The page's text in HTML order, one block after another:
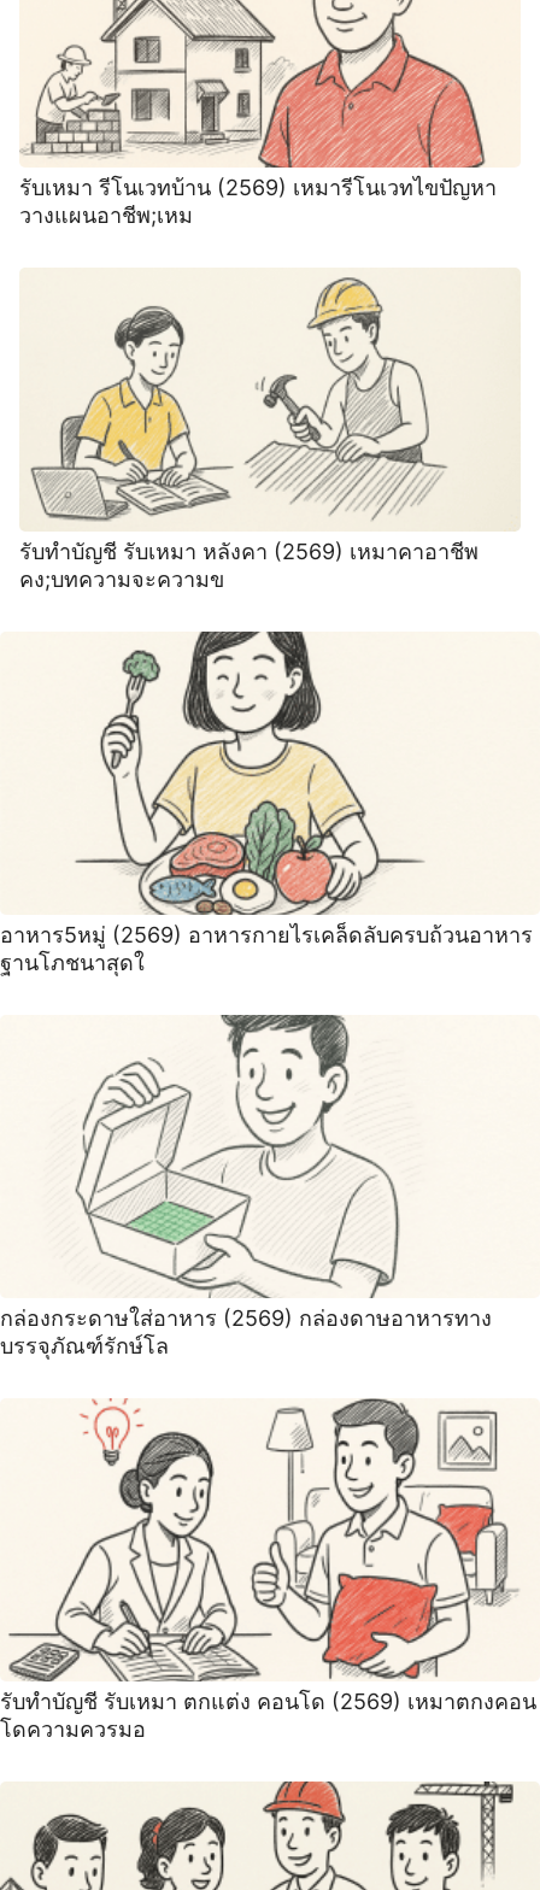
รับเหมา รีโนเวทบ้าน (2569) เหมารีโนเวทไขปัญหา
วางแผนอาชีพ;เหม
รับทำบัญชี รับเหมา หลังคา (2569) เหมาคาอาชีพ
คง;บทความจะความข
อาหาร5หมู่ (2569) อาหารกายไรเคล็ดลับครบถ้วนอาหาร
ฐานโภชนาสุดใ
กล่องกระดาษใส่อาหาร (2569) กล่องดาษอาหารทาง
บรรจุภัณฑ์รักษ์โล
รับทำบัญชี รับเหมา ตกแต่ง คอนโด (2569) เหมาตกงคอน
โดความควรมอ